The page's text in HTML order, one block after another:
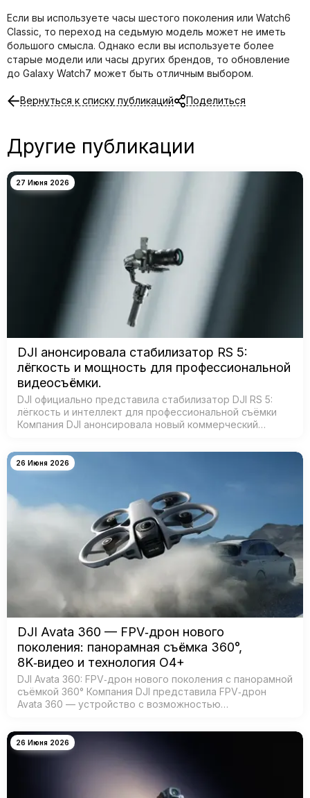
Если вы используете часы шестого поколения или Watch6
Classic, то переход на седьмую модель может не иметь
большого смысла. Однако если вы используете более
старые модели или часы других брендов, то обновление
до Galaxy Watch7 может быть отличным выбором.
Вернуться к списку публикаций Поделиться
Другие публикации
27 Июня 2026
DJI анонсировала стабилизатор RS 5:
лёгкость и мощность для профессиональной
видеосъёмки.
DJI официально представила стабилизатор DJI RS 5:
лёгкость и интеллект для профессиональной съёмки
Компания DJI анонсировала новый коммерческий
масштабным обновлением ключевых систе…
26 Июня 2026
DJI Avata 360 — FPV‑дрон нового
поколения: панорамная съёмка 360°,
8K‑видео и технология O4+
DJI Avata 360: FPV‑дрон нового поколения с панорамной
съёмкой 360° Компания DJI представила FPV‑дрон
Avata 360 — устройство с возможностью
иммерсивных видео. Модель создана для:…
26 Июня 2026